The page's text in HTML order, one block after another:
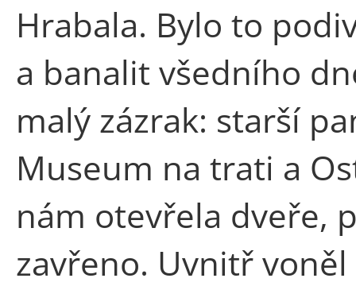
Hrabala. Bylo to
a banalit všedního
malý zázrak: starší
Museum na trati a
nám otevřela dveře,
zavřeno. Uvnitř